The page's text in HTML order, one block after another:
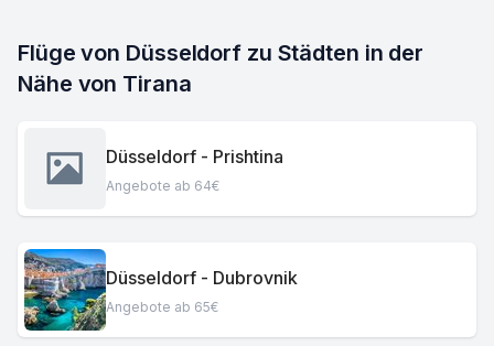
Flüge von Düsseldorf zu Städten in der
Nähe von Tirana
Düsseldorf - Prishtina
Angebote ab 64€
Düsseldorf - Dubrovnik
Angebote ab 65€